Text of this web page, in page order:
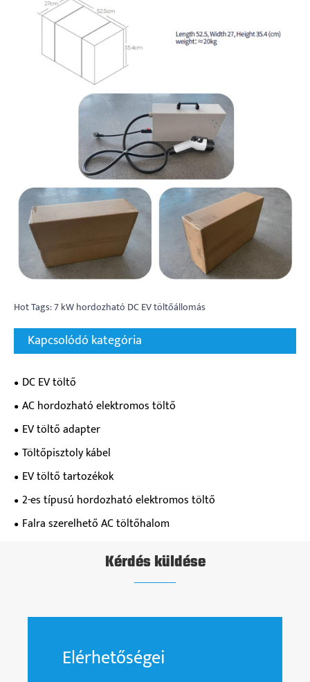
Hot Tags: 7 kW hordozható DC EV töltőállomás
Kapcsolódó kategória
DC EV töltő
AC hordozható elektromos töltő
EV töltő adapter
Töltőpisztoly kábel
EV töltő tartozékok
2-es típusú hordozható elektromos töltő
Falra szerelhető AC töltőhalom
Kérdés küldése
Elérhetőségei